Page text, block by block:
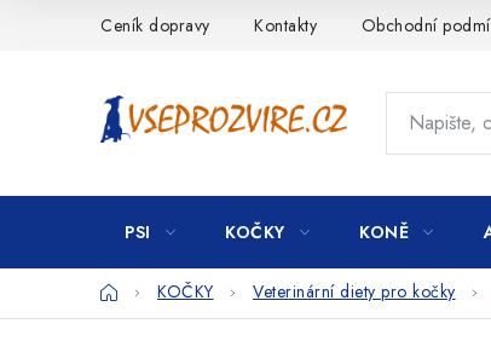
Ceník dopravy Kontakty Obchodní
PSI KOČKY KONĚ
DomůKOČKY Veterinární diety pro kočky